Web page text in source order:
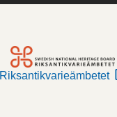
Riksantikvarieämbetet